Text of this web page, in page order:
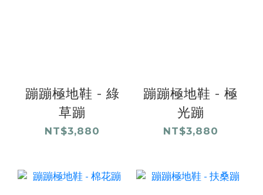
蹦蹦極地鞋 - 綠
草蹦
NT$3,880
蹦蹦極地鞋 - 極
光蹦
NT$3,880